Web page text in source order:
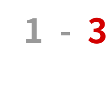
1 - 3